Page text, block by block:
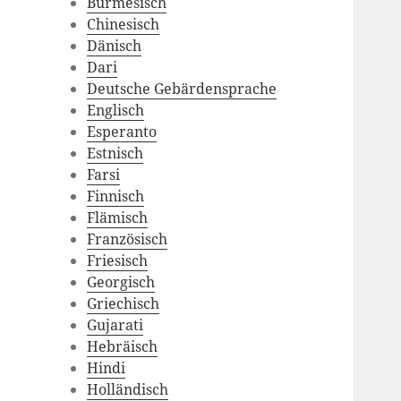
Chinesisch
Dänisch
Dari
Deutsche Gebärdensprache
Englisch
Esperanto
Estnisch
Farsi
Finnisch
Flämisch
Französisch
Friesisch
Georgisch
Griechisch
Gujarati
Hebräisch
Hindi
Holländisch